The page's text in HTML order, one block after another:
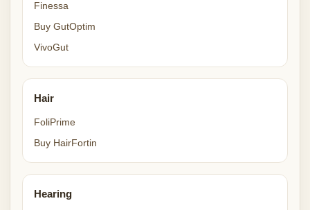
Finessa
Buy GutOptim
VivoGut
Hair
FoliPrime
Buy HairFortin
Hearing